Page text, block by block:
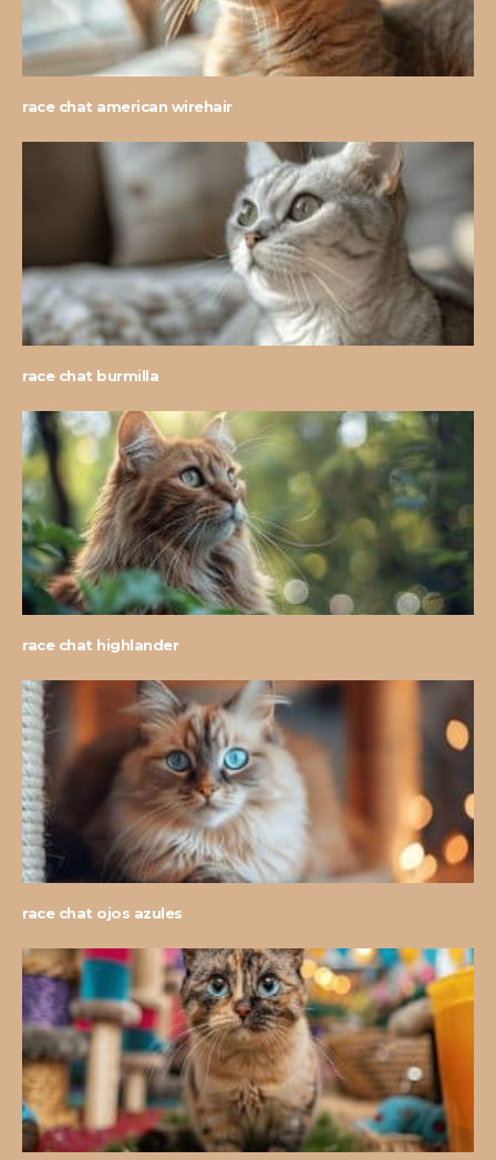
race chat american wirehair
race chat burmilla
race chat highlander
race chat ojos azules